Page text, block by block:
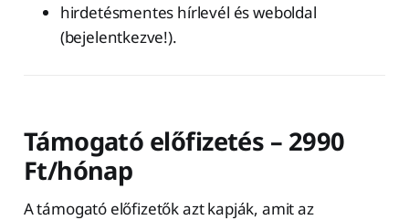
hirdetésmentes hírlevél és weboldal
(bejelentkezve!).
Támogató előfizetés – 2990
Ft/hónap
A támogató előfizetők azt kapják, amit az